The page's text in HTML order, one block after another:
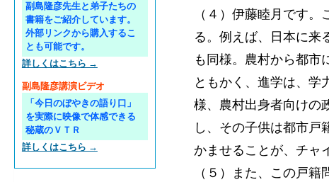
（４）伊藤睦月です
る。例えば、日本に来
も同様。農村から都市
ともかく、進学は、学
様、農村出身者向けの
し、その子供は都市戸
かませることが、チャ
（５）また、この戸
副島隆彦先生と弟子たちの
書籍をご紹介しています。
外部リンクから購入するこ
とも可能です。
詳しくはこちら →
副島隆彦講演ビデオ
「今日のぼやきの語り口」
を実際に映像で体感できる
秘蔵のＶＴＲ
詳しくはこちら →